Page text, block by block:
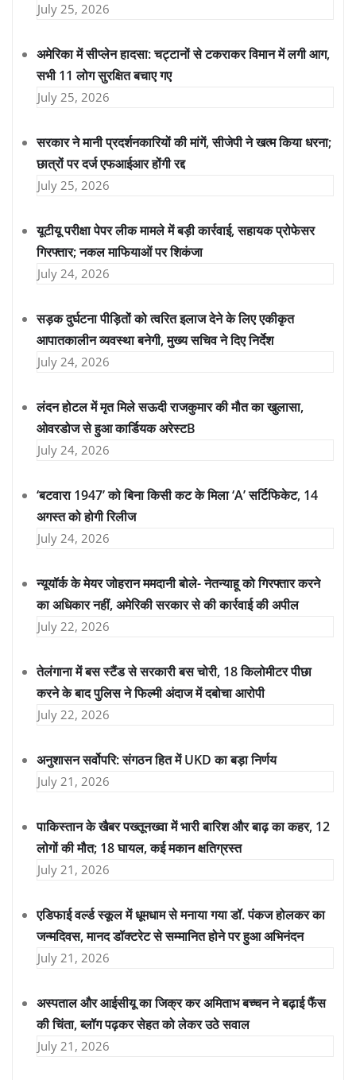
July 25, 2026
अमेरिका में सीप्लेन हादसा: चट्टानों से टकराकर विमान में लगी आग,
सभी 11 लोग सुरक्षित बचाए गए
July 25, 2026
सरकार ने मानी प्रदर्शनकारियों की मांगें, सीजेपी ने खत्म किया धरना;
छात्रों पर दर्ज एफआईआर होंगी रद्द
July 25, 2026
यूटीयू परीक्षा पेपर लीक मामले में बड़ी कार्रवाई, सहायक प्रोफेसर
गिरफ्तार; नकल माफियाओं पर शिकंजा
July 24, 2026
सड़क दुर्घटना पीड़ितों को त्वरित इलाज देने के लिए एकीकृत
आपातकालीन व्यवस्था बनेगी, मुख्य सचिव ने दिए निर्देश
July 24, 2026
लंदन होटल में मृत मिले सऊदी राजकुमार की मौत का खुलासा,
ओवरडोज से हुआ कार्डियक अरेस्टB
July 24, 2026
‘बटवारा 1947’ को बिना किसी कट के मिला ‘A’ सर्टिफिकेट, 14
अगस्त को होगी रिलीज
July 24, 2026
न्यूयॉर्क के मेयर जोहरान ममदानी बोले- नेतन्याहू को गिरफ्तार करने
का अधिकार नहीं, अमेरिकी सरकार से की कार्रवाई की अपील
July 22, 2026
तेलंगाना में बस स्टैंड से सरकारी बस चोरी, 18 किलोमीटर पीछा
करने के बाद पुलिस ने फिल्मी अंदाज में दबोचा आरोपी
July 22, 2026
अनुशासन सर्वोपरि: संगठन हित में UKD का बड़ा निर्णय
July 21, 2026
पाकिस्तान के खैबर पख्तूनख्वा में भारी बारिश और बाढ़ का कहर, 12
लोगों की मौत; 18 घायल, कई मकान क्षतिग्रस्त
July 21, 2026
एडिफाई वर्ल्ड स्कूल में धूमधाम से मनाया गया डॉ. पंकज होलकर का
जन्मदिवस, मानद डॉक्टरेट से सम्मानित होने पर हुआ अभिनंदन
July 21, 2026
अस्पताल और आईसीयू का जिक्र कर अमिताभ बच्चन ने बढ़ाई फैंस
की चिंता, ब्लॉग पढ़कर सेहत को लेकर उठे सवाल
July 21, 2026